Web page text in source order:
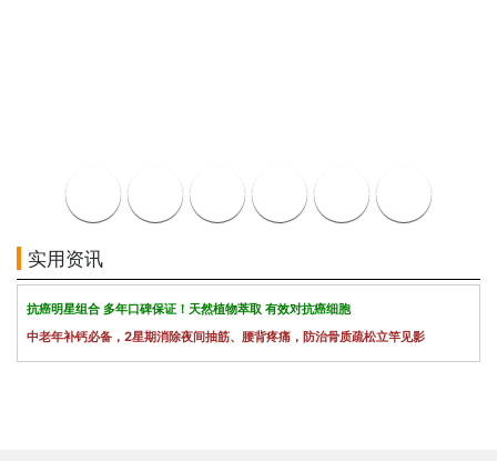
实用资讯
抗癌明星组合 多年口碑保证！天然植物萃取 有效对抗癌细胞
中老年补钙必备，2星期消除夜间抽筋、腰背疼痛，防治骨质疏松立竿见影